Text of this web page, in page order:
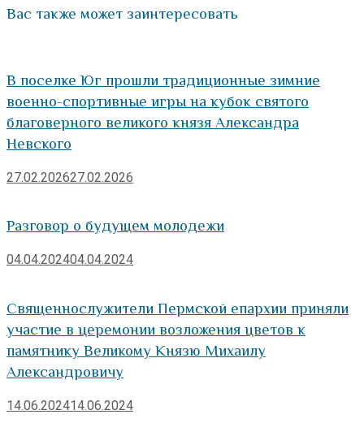
Вас также может заинтересовать
В поселке Юг прошли традиционные зимние
военно-спортивные игры на кубок святого
благоверного великого князя Александра
Невского
27.02.202627.02.2026
Разговор о будущем молодежи
04.04.202404.04.2024
Священнослужители Пермской епархии приняли
участие в церемонии возложения цветов к
памятнику Великому Князю Михаилу
Александровичу
14.06.202414.06.2024